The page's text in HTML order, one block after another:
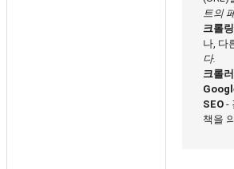
트의
크롤링
나, 다
다.
크롤러
SEO -
책을